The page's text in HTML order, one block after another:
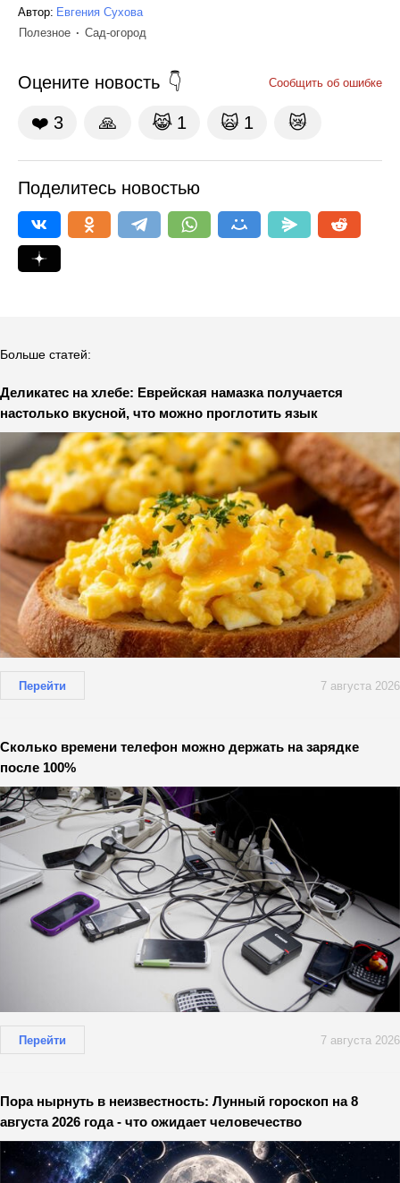
Автор: Евгения Сухова
Полезное
Сад-огород
Оцените новость Сообщить об ошибке
❤️ 3 🙏 😹 1 🙀 1 😿
Поделитесь новостью
Больше статей:
Деликатес на хлебе: Еврейская намазка получается
настолько вкусной, что можно проглотить язык
Перейти 7 августа 2026
Сколько времени телефон можно держать на зарядке
после 100%
Перейти 7 августа 2026
Пора нырнуть в неизвестность: Лунный гороскоп на 8
августа 2026 года - что ожидает человечество